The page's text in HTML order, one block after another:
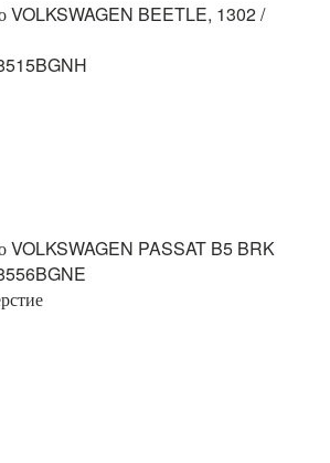
VOLKSWAGEN BEETLE, 1302 /
VOLKSWAGEN PASSAT B5 BRK